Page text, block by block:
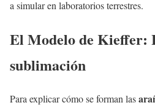
a simular en laboratorios terrestres.
El Modelo de Kieffer:
sublimación
Para explicar cómo se forman las